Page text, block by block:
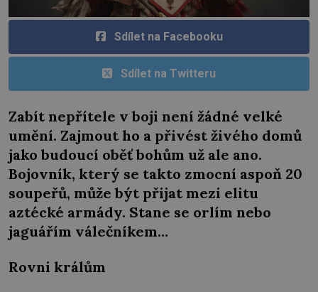
Sdílet na Facebooku
Sdílet na Twitteru
Zabít nepřítele v boji není žádné velké
umění. Zajmout ho a přivést živého domů
jako budoucí oběť bohům už ale ano.
Bojovník, který se takto zmocní aspoň 20
soupeřů, může být přijat mezi elitu
aztécké armády. Stane se orlím nebo
jaguářím válečníkem…
Rovni králům